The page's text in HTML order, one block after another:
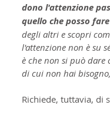
dono l'attenzione
quello che posso
degli altri e scopri
l'attenzione non è su
è che non si può dare
di cui non hai
Richiede, tuttavia, di